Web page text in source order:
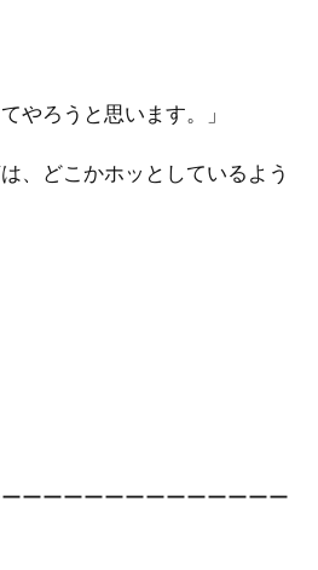
やろうと思います。」
、どこかホッとしているよう
ーーーーーーーーーーーーー